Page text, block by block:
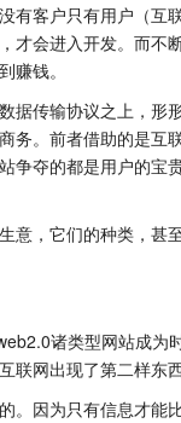
有客户只有用户（互
才会进入开发。而不
赚钱。
据传输协议之上，形
务。前者借助的是
争夺的都是用户的
意，它们的种类，甚
诸类型网站成
联网出现了第二样东西
。因为只有信息才能